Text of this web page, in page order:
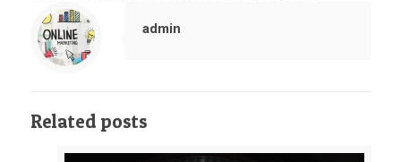
admin
Related posts